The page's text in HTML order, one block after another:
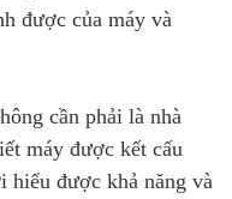
được của máy và
cần phải là nhà
máy được kết cấu
hiểu được khả năng và